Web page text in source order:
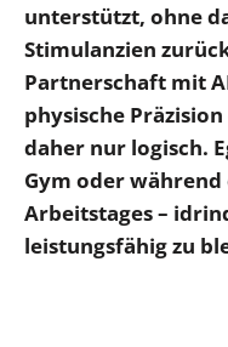
unterstützt, ohne
Stimulanzien
Partnerschaft mit
physische
daher nur logisch.
Gym oder
Arbeitstages –
leistungsfähig zu